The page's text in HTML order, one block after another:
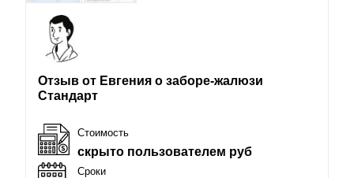
Отзыв от Евгения о заборе-жалюзи
Стандарт
Стоимость
скрыто пользователем руб
Сроки